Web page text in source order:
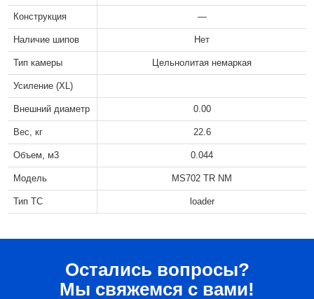
Конструкция —
Наличие шипов Нет
Тип камеры Цельнолитая немаркая
Усиление (XL)
Внешний диаметр 0.00
Вес, кг 22.6
Объем, м3 0.044
Модель MS702 TR NM
Тип ТС loader
Остались вопросы?
Мы свяжемся с вами!